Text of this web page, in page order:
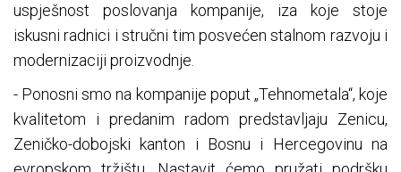
uspješnost poslovanja kompanije, iza koje stoje
iskusni radnici i stručni tim posvećen stalnom razvoju i
modernizaciji proizvodnje.
- Ponosni smo na kompanije poput „Tehnometala“, koje
kvalitetom i predanim radom predstavljaju Zenicu,
Zeničko-dobojski kanton i Bosnu i Hercegovinu na